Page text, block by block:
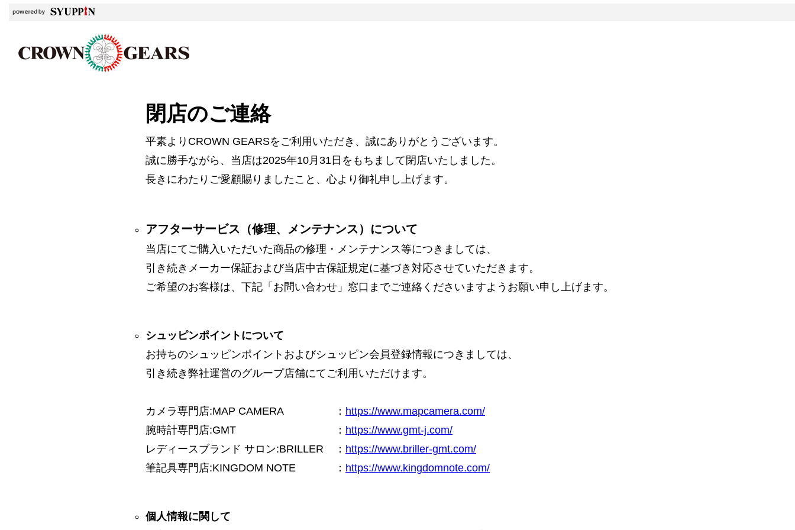
閉店のご連絡
平素よりCROWN GEARSをご利用いただき、誠にありがとうございます。
誠に勝手ながら、当店は2025年10月31日をもちまして閉店いたしました。
長きにわたりご愛顧賜りましたこと、心より御礼申し上げます。
アフターサービス（修理、メンテナンス）について
当店にてご購入いただいた商品の修理・メンテナンス等につきましては、
引き続きメーカー保証および当店中古保証規定に基づき対応させていただきます。
ご希望のお客様は、下記「お問い合わせ」窓口までご連絡くださいますようお願い申し上げます。
シュッピンポイントについて
お持ちのシュッピンポイントおよびシュッピン会員登録情報につきましては、
引き続き弊社運営のグループ店舗にてご利用いただけます。
カメラ専門店:MAP CAMERA ： https://www.mapcamera.com/
腕時計専門店:GMT
： https://www.gmt-j.com/
レディースブランド サロン:BRILLER
： https://www.briller-gmt.com/
筆記具専門店:KINGDOM NOTE
： https://www.kingdomnote.com/
個人情報に関して